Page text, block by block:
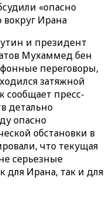
«опасно
Ирана
и президент
Мухаммед бен
переговоры,
затяжной
сообщает пресс-
детально
опасно
обстановки в
что текущая
серьезные
для Ирана, так и для